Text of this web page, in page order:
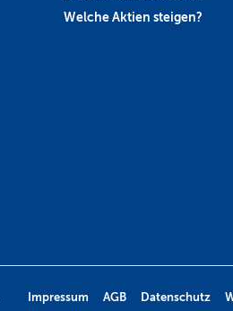
Welche Aktien steigen?
Impressum AGB Datenschutz